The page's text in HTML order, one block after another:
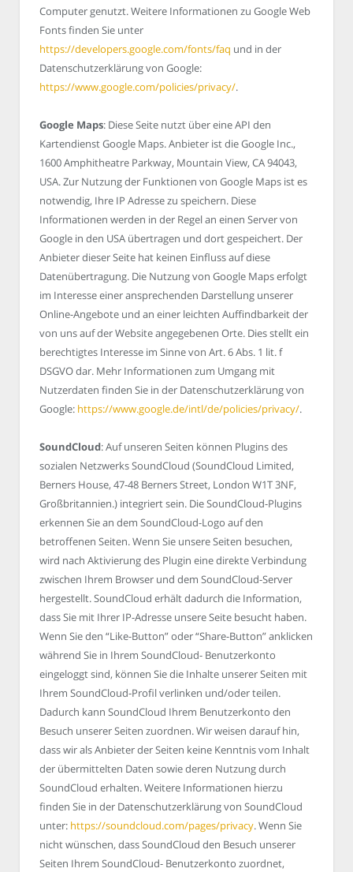
Computer genutzt. Weitere Informationen zu Google Web
Fonts finden Sie unter
https://developers.google.com/fonts/faq und in der
Datenschutzerklärung von Google:
https://www.google.com/policies/privacy/.
Google Maps: Diese Seite nutzt über eine API den
Kartendienst Google Maps. Anbieter ist die Google Inc.,
1600 Amphitheatre Parkway, Mountain View, CA 94043,
USA. Zur Nutzung der Funktionen von Google Maps ist es
notwendig, Ihre IP Adresse zu speichern. Diese
Informationen werden in der Regel an einen Server von
Google in den USA übertragen und dort gespeichert. Der
Anbieter dieser Seite hat keinen Einfluss auf diese
Datenübertragung. Die Nutzung von Google Maps erfolgt
im Interesse einer ansprechenden Darstellung unserer
Online-Angebote und an einer leichten Auffindbarkeit der
von uns auf der Website angegebenen Orte. Dies stellt ein
berechtigtes Interesse im Sinne von Art. 6 Abs. 1 lit. f
DSGVO dar. Mehr Informationen zum Umgang mit
Nutzerdaten finden Sie in der Datenschutzerklärung von
Google: https://www.google.de/intl/de/policies/privacy/.
SoundCloud: Auf unseren Seiten können Plugins des
sozialen Netzwerks SoundCloud (SoundCloud Limited,
Berners House, 47-48 Berners Street, London W1T 3NF,
Großbritannien.) integriert sein. Die SoundCloud-Plugins
erkennen Sie an dem SoundCloud-Logo auf den
betroffenen Seiten. Wenn Sie unsere Seiten besuchen,
wird nach Aktivierung des Plugin eine direkte Verbindung
zwischen Ihrem Browser und dem SoundCloud-Server
hergestellt. SoundCloud erhält dadurch die Information,
dass Sie mit Ihrer IP-Adresse unsere Seite besucht haben.
Wenn Sie den “Like-Button” oder “Share-Button” anklicken
während Sie in Ihrem SoundCloud- Benutzerkonto
eingeloggt sind, können Sie die Inhalte unserer Seiten mit
Ihrem SoundCloud-Profil verlinken und/oder teilen.
Dadurch kann SoundCloud Ihrem Benutzerkonto den
Besuch unserer Seiten zuordnen. Wir weisen darauf hin,
dass wir als Anbieter der Seiten keine Kenntnis vom Inhalt
der übermittelten Daten sowie deren Nutzung durch
SoundCloud erhalten. Weitere Informationen hierzu
finden Sie in der Datenschutzerklärung von SoundCloud
unter: https://soundcloud.com/pages/privacy. Wenn Sie
nicht wünschen, dass SoundCloud den Besuch unserer
Seiten Ihrem SoundCloud- Benutzerkonto zuordnet,